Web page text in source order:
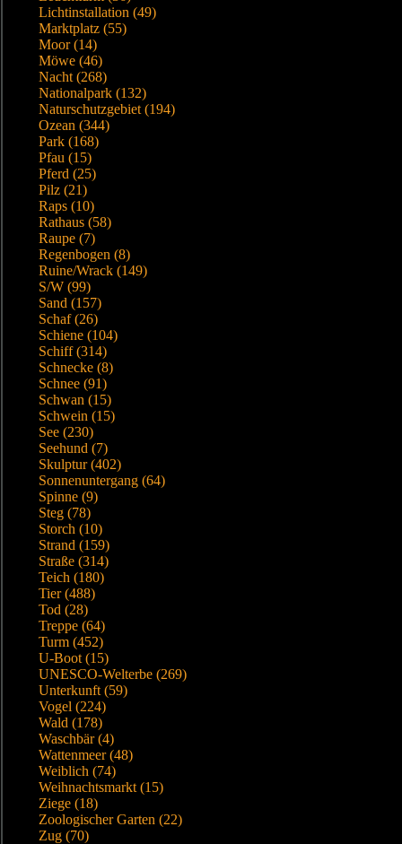
Lichtinstallation (49)
Marktplatz (55)
Moor (14)
Möwe (46)
Nacht (268)
Nationalpark (132)
Naturschutzgebiet (194)
Ozean (344)
Park (168)
Pfau (15)
Pferd (25)
Pilz (21)
Raps (10)
Rathaus (58)
Raupe (7)
Regenbogen (8)
Ruine/Wrack (149)
S/W (99)
Sand (157)
Schaf (26)
Schiene (104)
Schiff (314)
Schnecke (8)
Schnee (91)
Schwan (15)
Schwein (15)
See (230)
Seehund (7)
Skulptur (402)
Sonnenuntergang (64)
Spinne (9)
Steg (78)
Storch (10)
Strand (159)
Straße (314)
Teich (180)
Tier (488)
Tod (28)
Treppe (64)
Turm (452)
U-Boot (15)
UNESCO-Welterbe (269)
Unterkunft (59)
Vogel (224)
Wald (178)
Waschbär (4)
Wattenmeer (48)
Weiblich (74)
Weihnachtsmarkt (15)
Ziege (18)
Zoologischer Garten (22)
Zug (70)